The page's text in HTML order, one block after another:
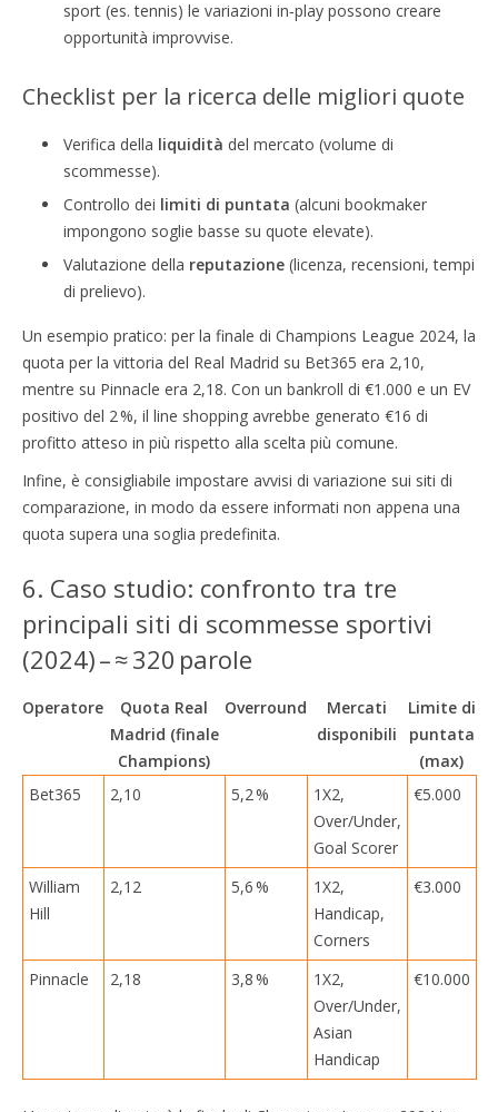
sport (es. tennis) le variazioni in‑play possono creare
opportunità improvvise.
Checklist per la ricerca delle migliori quote
Verifica della liquidità del mercato (volume di
scommesse).
Controllo dei limiti di puntata (alcuni bookmaker
impongono soglie basse su quote elevate).
Valutazione della reputazione (licenza, recensioni, tempi
di prelievo).
Un esempio pratico: per la finale di Champions League 2024, la
quota per la vittoria del Real Madrid su Bet365 era 2,10,
mentre su Pinnacle era 2,18. Con un bankroll di €1.000 e un EV
positivo del 2 %, il line shopping avrebbe generato €16 di
profitto atteso in più rispetto alla scelta più comune.
Infine, è consigliabile impostare avvisi di variazione sui siti di
comparazione, in modo da essere informati non appena una
quota supera una soglia predefinita.
6. Caso studio: confronto tra tre
principali siti di scommesse sportivi
(2024) – ≈ 320 parole
Operatore
Quota Real
Madrid (finale
Champions)
Overround
Mercati
disponibili
Limite di
puntata
(max)
Bet365
2,10 5,2 %
1X2,
Over/Under,
Goal Scorer
€5.000
William
Hill
2,12 5,6 %
1X2,
Handicap,
Corners
€3.000
Pinnacle 2,18 3,8 %
1X2,
Over/Under,
Asian
Handicap
€10.000